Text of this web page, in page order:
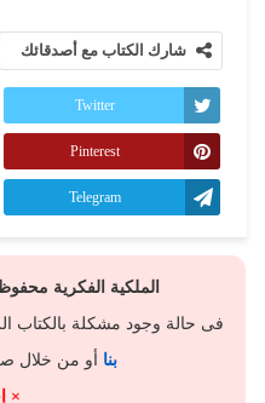
شارك الكتاب مع أصدقائك
Twitter
Pinterest
Telegram
الملكية الفكرية
فى حالة وجود مشكلة بالكتاب
بنا أو من خلال
×